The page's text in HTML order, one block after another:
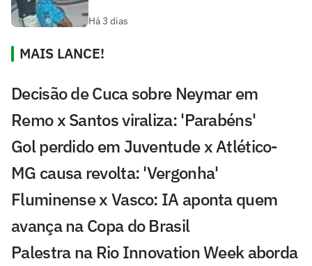
Há 3 dias
MAIS LANCE!
Decisão de Cuca sobre Neymar em
Remo x Santos viraliza: 'Parabéns'
Gol perdido em Juventude x Atlético-
MG causa revolta: 'Vergonha'
Fluminense x Vasco: IA aponta quem
avança na Copa do Brasil
Palestra na Rio Innovation Week aborda